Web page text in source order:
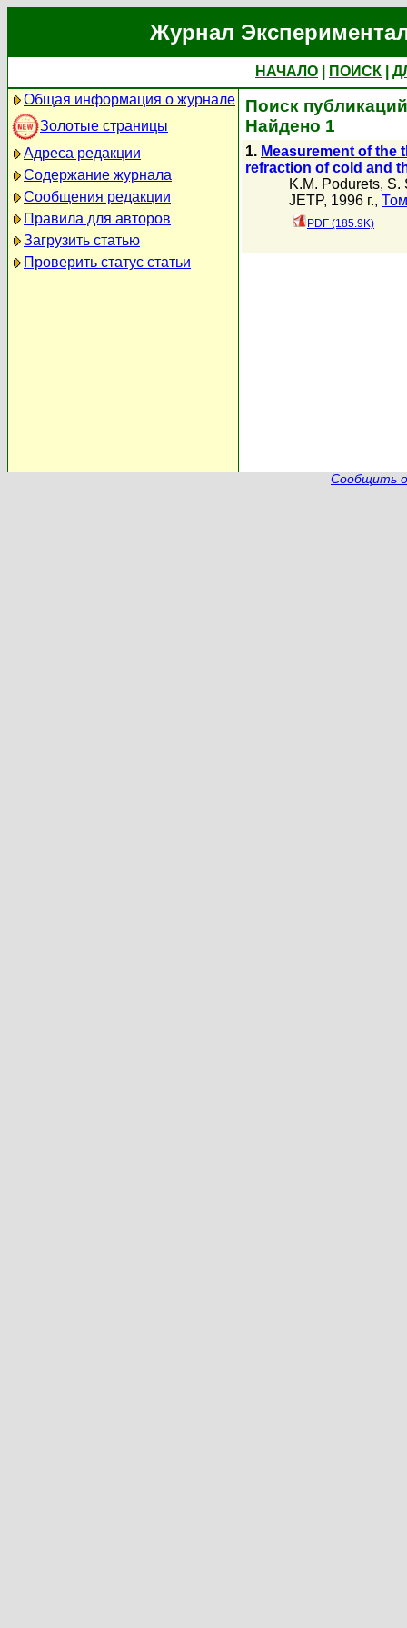
Журнал
НАЧАЛО ПОИСК
Общая информация о журнале
Золотые страницы
Адреса редакции
Содержание журнала
Сообщения редакции
Правила для авторов
Загрузить статью
Проверить статус статьи
Поиск
Найдено 1
1. Measurement of the
refraction of cold and
K.M. Podurets, S.
JETP, 1996 г.,
PDF (185.9K)
Сообщить о